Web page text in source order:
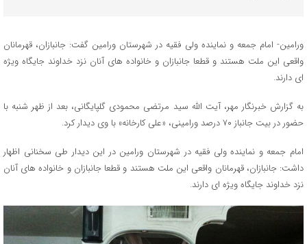
ورامین- امام جمعه و نماینده ولی فقیه در شهرستان ورامین گفت: جانبازان، قهرمانان
واقعی این ملت هستند و قطعا جانبازان و خانواده های آنان نزد خداوند جایگاه ویژه
ای دارند.
به گزارش خبرنگار مهر، آیت الله سید مرتضی محمودی گلپایگانی، بعد از ظهر شنبه با
حضور در بیت جانباز ۷۰ درصد ورامینی، «علی کارخانه» با وی دیدار کرد.
امام جمعه و نماینده ولی فقیه در شهرستان ورامین در این دیدار طی سخنانی اظهار
داشت: جانبازان، قهرمانان واقعی این ملت هستند و قطعا جانبازان و خانواده های آنان
نزد خداوند جایگاه ویژه ای دارند.